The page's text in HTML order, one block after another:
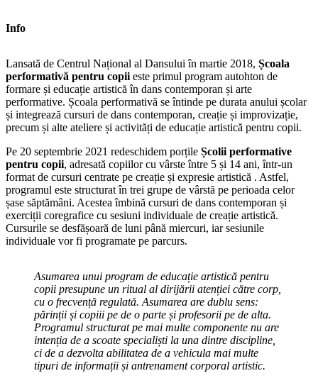
Info
Lansată de Centrul Național al Dansului în martie 2018, Școala
performativă pentru copiieste primul program autohton de
formare și educație artistică în dans contemporan și arte
performative. Școala performativă se întinde pe durata anului școlar
și integrează cursuri de dans contemporan, creație și improvizație,
precum și alte ateliere și activități de educație artistică pentru copii.
Pe 20 septembrie 2021 redeschidem porțile Școlii performative
pentru copii, adresată copiilor cu vârste între 5 și 14 ani, într-un
format de cursuri centrate pe creație și expresie artistică . Astfel,
programul este structurat în trei grupe de vârstă pe perioada celor
șase săptămâni. Acestea îmbină cursuri de dans contemporan și
exerciții coregrafice cu sesiuni individuale de creație artistică.
Cursurile se desfășoară de luni până miercuri, iar sesiunile
individuale vor fi programate pe parcurs.
Asumarea unui program de educație artistică pentru
copii presupune un ritual al dirijării atenției către corp,
cu o frecvență regulată. Asumarea are dublu sens:
părinții și copiii pe de o parte și profesorii pe de alta.
Programul structurat pe mai multe componente nu are
intenția de a scoate specialiști la una dintre discipline,
ci de a dezvolta abilitatea de a vehicula mai multe
tipuri de informații și antrenament corporal artistic.